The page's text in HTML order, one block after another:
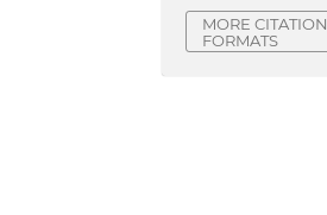
MORE CITATION
FORMATS